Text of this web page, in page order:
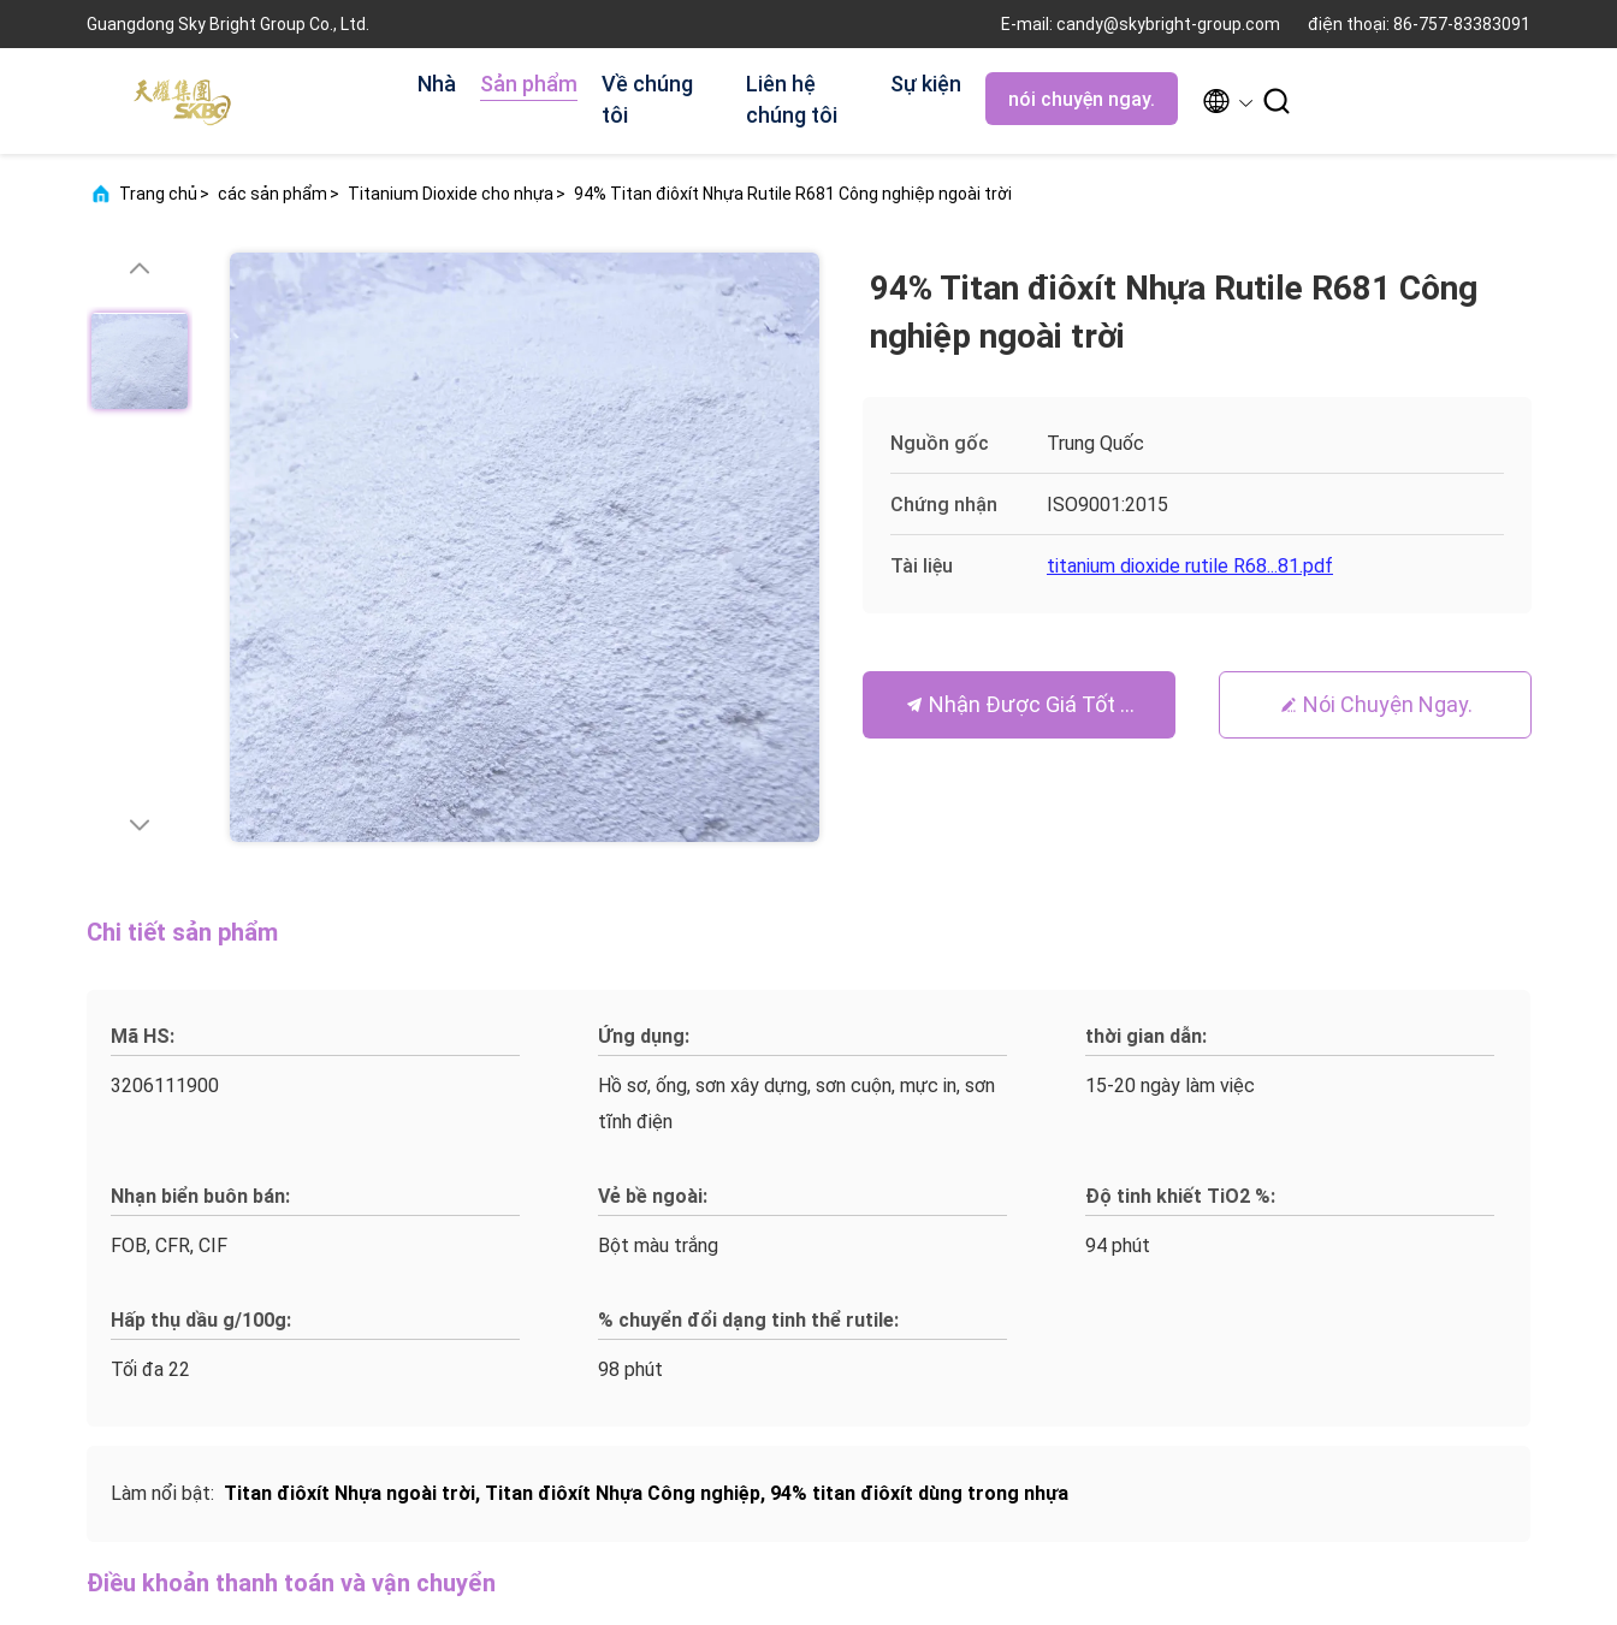
Guangdong Sky Bright Group Co., Ltd. E-mail: candy@skybright-group.com điện thoại: 86-757-83383091
Nhà Sản phẩm
Về chúng
tôi
Liên hệ
chúng tôi
Sự kiện
nói chuyện ngay.  
Trang chủ > các sản phẩm > Titanium Dioxide cho nhựa > 94% Titan điôxít Nhựa Rutile R681 Công nghiệp ngoài trời
94% Titan điôxít Nhựa Rutile R681 Công
nghiệp ngoài trời
Nguồn gốc Trung Quốc
Chứng nhận ISO9001:2015
Tài liệu titanium dioxide rutile R68...81.pdf
Nhận Được Giá Tốt Nhất Nói Chuyện Ngay.
Chi tiết sản phẩm
Mã HS:
3206111900
Ứng dụng:
Hồ sơ, ống, sơn xây dựng, sơn cuộn, mực in, sơn
tĩnh điện
thời gian dẫn:
15-20 ngày làm việc
Nhạn biển buôn bán:
FOB, CFR, CIF
Vẻ bề ngoài:
Bột màu trắng
Độ tinh khiết TiO2 %:
94 phút
Hấp thụ dầu g/100g:
Tối đa 22
% chuyển đổi dạng tinh thể rutile:
98 phút
Làm nổi bật: Titan điôxít Nhựa ngoài trời, Titan điôxít Nhựa Công nghiệp, 94% titan điôxít dùng trong nhựa
Điều khoản thanh toán và vận chuyển